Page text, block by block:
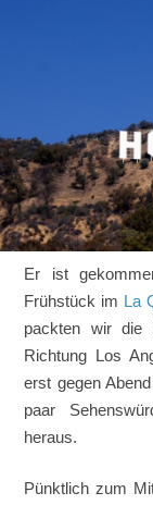
Er ist
Frühstück im La
packten wir die
Richtung Los
erst gegen
paar
heraus.
Pünktlich zum